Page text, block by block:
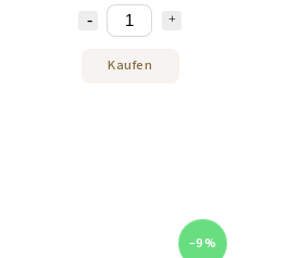
Kaufen
–9 %